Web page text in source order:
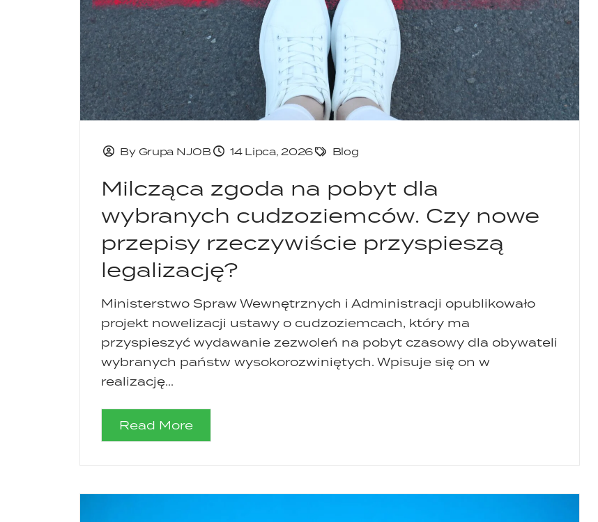
By Grupa NJOB 14 Lipca, 2026 Blog
Milcząca zgoda na pobyt dla
wybranych cudzoziemców. Czy nowe
przepisy rzeczywiście przyspieszą
legalizację?
Ministerstwo Spraw Wewnętrznych i Administracji opublikowało
projekt nowelizacji ustawy o cudzoziemcach, który ma
przyspieszyć wydawanie zezwoleń na pobyt czasowy dla obywateli
wybranych państw wysokorozwiniętych. Wpisuje się on w
realizację...
Read More